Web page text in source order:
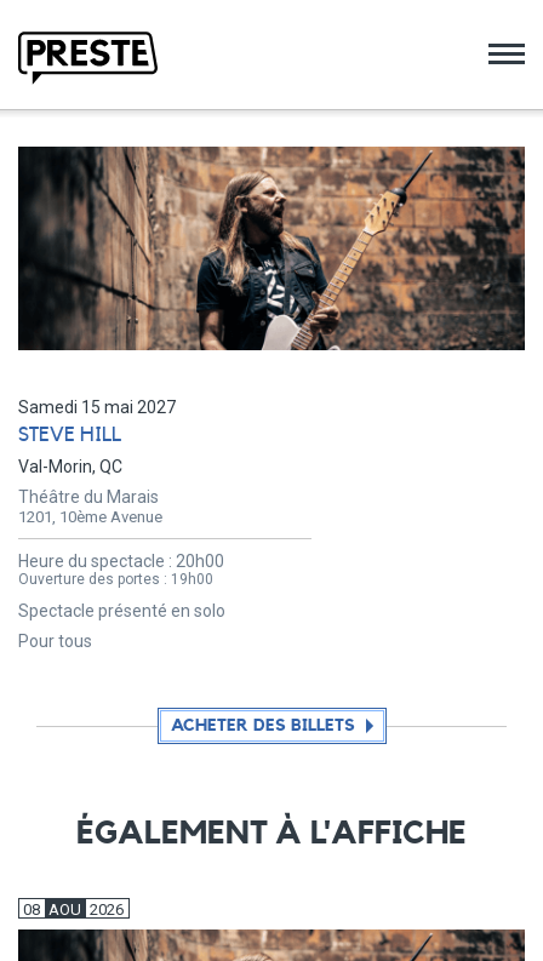
Samedi 15 mai 2027
STEVE HILL
Val-Morin, QC
Théâtre du Marais
1201, 10ème Avenue
Heure du spectacle : 20h00
Ouverture des portes : 19h00
Spectacle présenté en solo
Pour tous
ACHETER DES BILLETS
ÉGALEMENT À L'AFFICHE
08 AOU 2026